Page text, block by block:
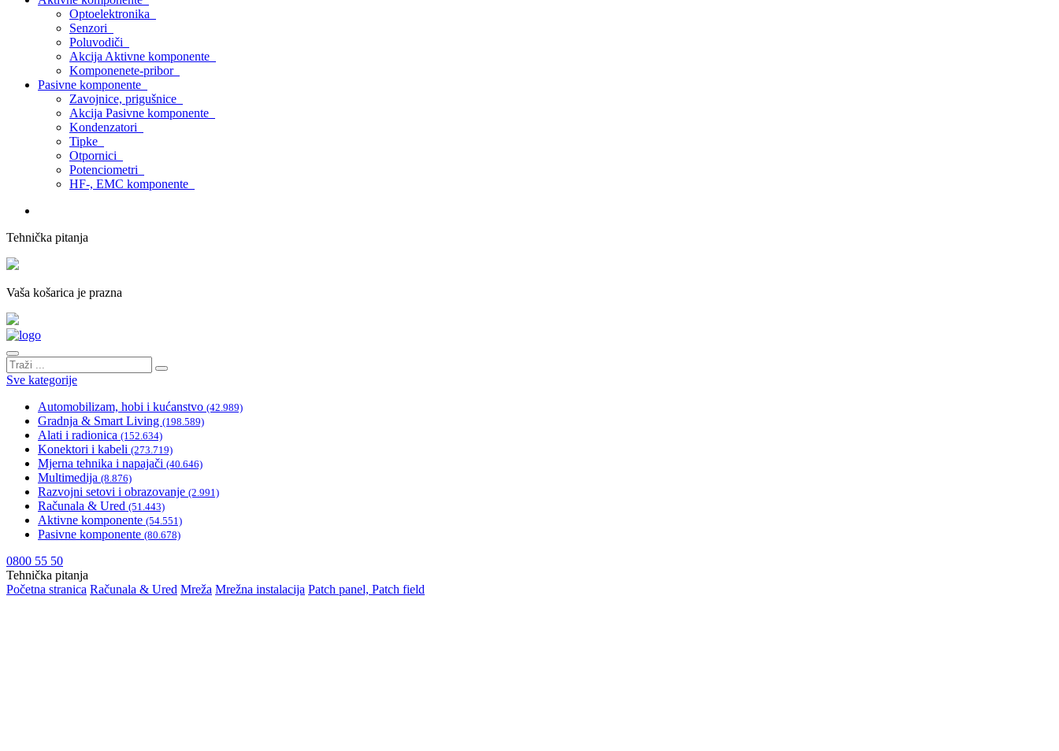
Optoelektronika
Senzori
Poluvodiči
Akcija Aktivne komponente
Komponenete-pribor
Pasivne komponente
Zavojnice, prigušnice
Akcija Pasivne komponente
Kondenzatori
Tipke
Otpornici
Potenciometri
HF-, EMC komponente
Tehnička pitanja
Vaša košarica je prazna
Sve kategorije
Automobilizam, hobi i kućanstvo (42.989)
Gradnja & Smart Living (198.589)
Alati i radionica (152.634)
Konektori i kabeli (273.719)
Mjerna tehnika i napajači (40.646)
Multimedija (8.876)
Razvojni setovi i obrazovanje (2.991)
Računala & Ured (51.443)
Aktivne komponente (54.551)
Pasivne komponente (80.678)
0800 55 50
Tehnička pitanja
Početna stranica Računala & Ured Mreža Mrežna instalacija Patch panel, Patch field